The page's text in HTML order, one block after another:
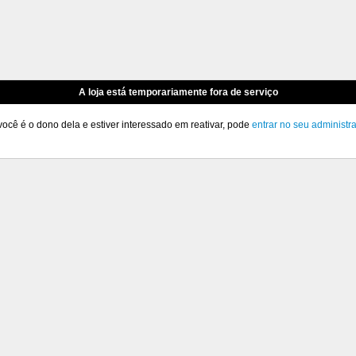
A loja está temporariamente fora de serviço
é o dono dela e estiver interessado em reativar, pode entrar no seu